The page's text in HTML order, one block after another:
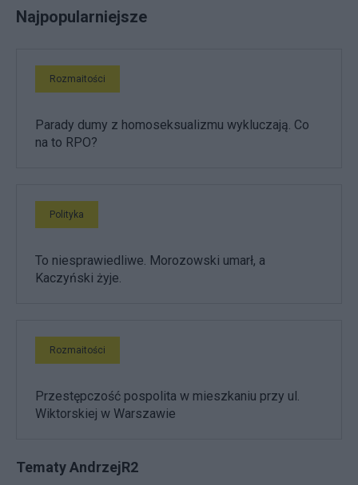
Najpopularniejsze
Rozmaitości
Parady dumy z homoseksualizmu wykluczają. Co
na to RPO?
Polityka
To niesprawiedliwe. Morozowski umarł, a
Kaczyński żyje.
Rozmaitości
Przestępczość pospolita w mieszkaniu przy ul.
Wiktorskiej w Warszawie
Tematy AndrzejR2